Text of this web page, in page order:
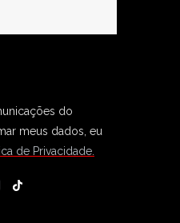
do
meus dados, eu
de Privacidade.